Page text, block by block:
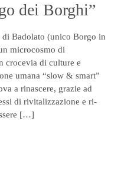
dei Borghi”
Badolato (unico Borgo in
microcosmo di
crocevia di culture e
umana “slow & smart”
a rinascere, grazie ad
di rivitalizzazione e ri-
[…]